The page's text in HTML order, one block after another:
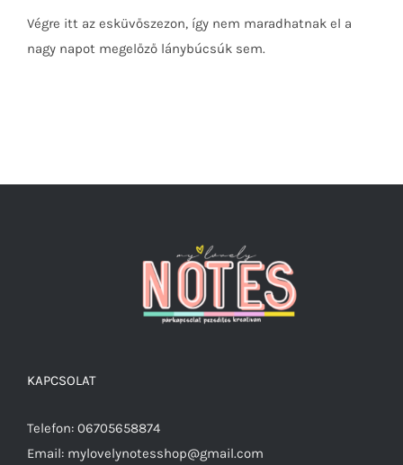
ötlet
lánybúcsú
meghívóra
Végre itt az esküvőszezon, így nem maradhatnak el a
nagy napot megelőző lánybúcsúk sem.
KAPCSOLAT
Telefon: 06705658874
Email: mylovelynotesshop@gmail.com